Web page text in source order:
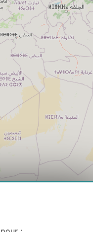
:
de votre navigation.
notre site et en dehors.
accepter et fermer"
du site seront déposés.
politique de cookies.
las cookies